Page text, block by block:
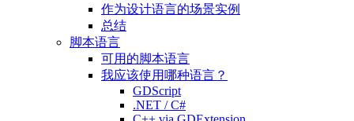
作为设计语言的场景实例
总结
脚本语言
可用的脚本语言
我应该使用哪种语言？
GDScript
.NET / C#